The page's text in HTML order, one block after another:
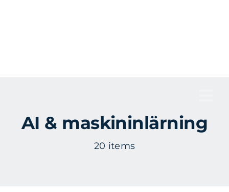
AI & maskininlärning
20 items